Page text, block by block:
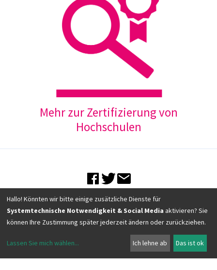
Mehr zur Zertifizierung von
Hochschulen
© Verein Forum Neue Medien in der Lehre Austria
5948774
office@fnma.at
Hallo! Könnten wir bitte einige zusätzliche Dienste für
Systemtechnische Notwendigkeit & Social Media aktivieren? Sie
können Ihre Zustimmung später jederzeit ändern oder zurückziehen.
Lassen Sie mich wählen... Ich lehne ab Das ist ok